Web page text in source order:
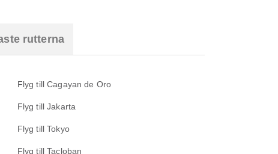
rutterna
Flyg till Cagayan de Oro
Flyg till Jakarta
Flyg till Tokyo
Flyg till Tacloban